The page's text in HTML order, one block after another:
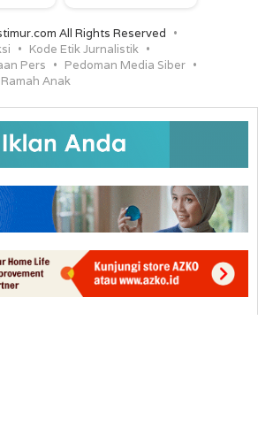
All Rights Reserved
Kode Etik Jurnalistik
Pers
Pedoman Media Siber
Anak